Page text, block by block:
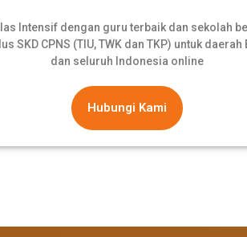
Intensif dengan guru terbaik dan sekolah
SKD CPNS (TIU, TWK dan TKP) untuk
dan seluruh Indonesia online
Hubungi Kami